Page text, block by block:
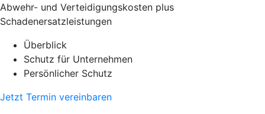
Abwehr- und Verteidigungskosten plus
Schadenersatzleistungen
Überblick
Schutz für Unternehmen
Persönlicher Schutz
Jetzt Termin vereinbaren